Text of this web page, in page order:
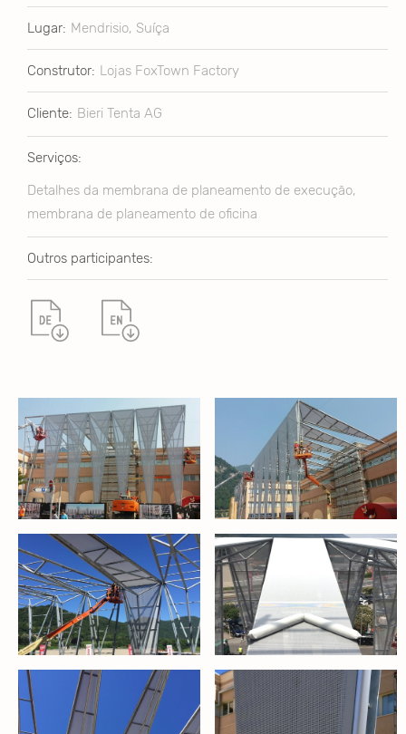
Lugar: Mendrisio, Suíça
Construtor: Lojas FoxTown Factory
Cliente: Bieri Tenta AG
Serviços:
Detalhes da membrana de planeamento de execução,
membrana de planeamento de oficina
Outros participantes: